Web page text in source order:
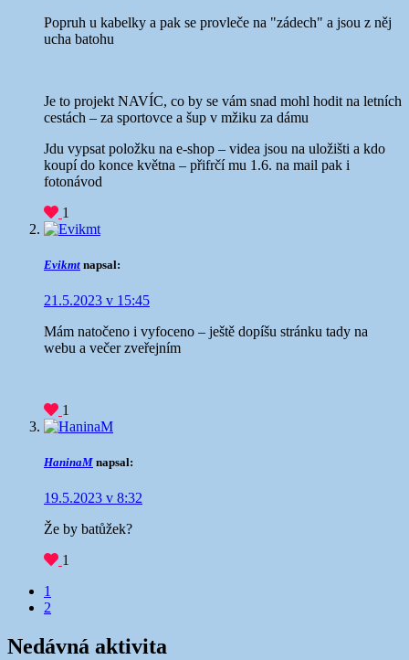
Popruh u kabelky a pak se provleče na "zádech" a jsou z něj
ucha batohu
Je to projekt NAVÍC, co by se vám snad mohl hodit na letních
cestách – za sportovce a šup v mžiku za dámu
Jdu vypsat položku na e-shop – videa jsou na uložišti a kdo
koupí do konce května – přifrčí mu 1.6. na mail pak i
fotonávod
1
Evikmt napsal:
21.5.2023 v 15:45
Mám natočeno i vyfoceno – ještě dopíšu stránku tady na
webu a večer zveřejním
1
HaninaM napsal:
19.5.2023 v 8:32
Že by batůžek?
1
Navigace
komentářích
1
2
Nedávná aktivita